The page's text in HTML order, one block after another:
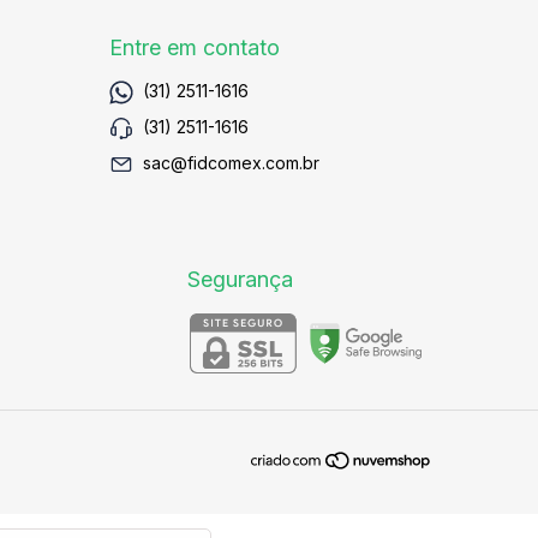
Entre em contato
(31) 2511-1616
(31) 2511-1616
sac@fidcomex.com.br
Segurança